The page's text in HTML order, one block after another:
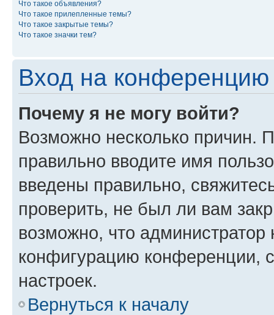
Что такое объявления?
Что такое прилепленные темы?
Что такое закрытые темы?
Что такое значки тем?
Вход на конференцию
Почему я не могу войти?
Возможно несколько причин.
правильно вводите имя
введены правильно,
проверить, не был ли вам
возможно, что администратор
конфигурацию конференции,
настроек.
Вернуться к началу